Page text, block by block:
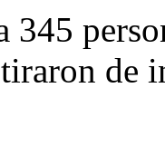
345
de